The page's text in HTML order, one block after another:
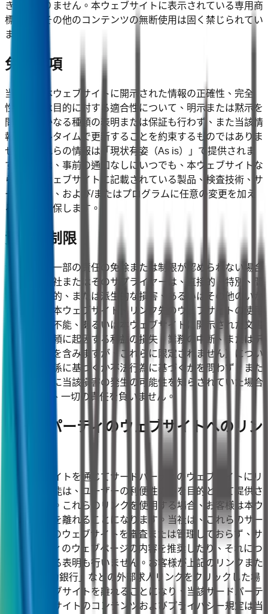
きではありません。本ウェブサイトに表示されている専用商
標またはその他のコンテンツの無断使用は固く禁じられてい
ます。
免責事項
当社は、本ウェブサイトに開示された情報の正確性、完全
性、または目的に対する適合性について、明示または黙示を
問わずいかなる種類の表明または保証も行わず、また当該情
報をリアルタイムで更新することを約束するものではありま
せん。これらの情報は「現状有姿（As is）」で提供されま
す。当社は、事前の通知なしにいつでも、本ウェブサイトな
らびに本ウェブサイトに記載されている製品、検査技術、サ
ービス項目、および/またはプログラムに任意の変更を加え
る権利を留保します。
責任の制限
法律により一部の責任の免除または制限が認められない場合
を除き、当社またはそのサプライヤーは、直接的、特別、間
接的、付随的、または派生的な損害、あるいはその他のいか
なる損害（本ウェブサイト、リンク先のウェブサイトの使用
または使用不能、あるいは本ウェブサイトに開示された文書
資料への信頼に起因する利益の損失、業務の中断、またはデ
ータの消失を含みますが、これらに限定されません）につい
て、契約関係に基づくか不法行為に基づくかを問わず、また
当社が事前に当該損害の発生の可能性を知らされていた場合
であっても、一切の責任を負いません。
サードパーティのウェブサイトへのリン
本ウェブサイトを通じてサードパーティのウェブサイトにリ
ンクする機能は、ユーザーの利便性のみを目的として提供さ
れています。これらのリンクを使用する場合、お客様は本ウ
ェブサイトを離れることになります。当社は、これらのサー
ドパーティのウェブサイトを審査または管理しておらず、サ
ードパーティのウェブページの内容を推奨したり、それにつ
いていかなる表明も行いません。お客様が上記のリンクまた
は「104人力銀行」などの外部求人リンクをクリックした場
合、本ウェブサイトを離れることになり、当該サードパーテ
ィのウェブサイトのコンテンツおよびプライバシー規定は当